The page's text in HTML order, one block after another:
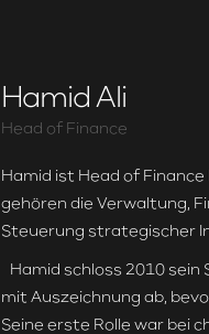
Hamid Ali
Head of Finance
Hamid ist Head of
gehören die Verwaltung,
Steuerung strategischer
Hamid schloss 2010 sein
mit Auszeichnung ab,
Seine erste Rolle war bei